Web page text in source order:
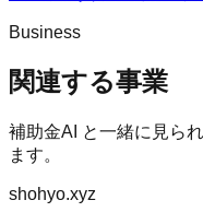
Business
関連する事業
補助金AI
と一緒に見ら
ます。
shohyo.xyz